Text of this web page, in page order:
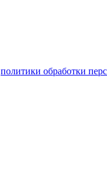
политики обработки